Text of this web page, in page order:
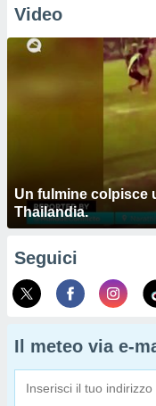
Video
Un fulmine colpisce
Thailandia.
Seguici
Il meteo via e-